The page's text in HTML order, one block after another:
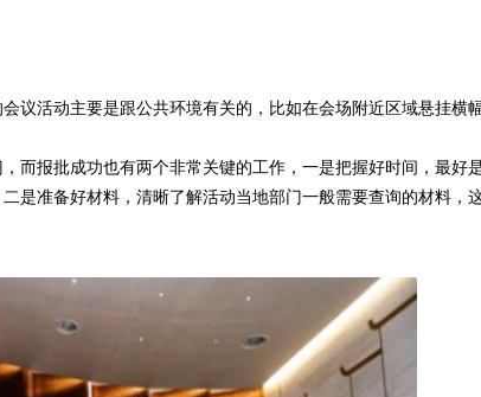
议活动主要是跟公共环境有关的，比如在会场附近区域悬挂横幅
而报批成功也有两个非常关键的工作，一是把握好时间，最好
是准备好材料，清晰了解活动当地部门一般需要查询的材料，